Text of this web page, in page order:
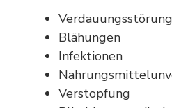
Blähungen
Infektionen
Verstopfung